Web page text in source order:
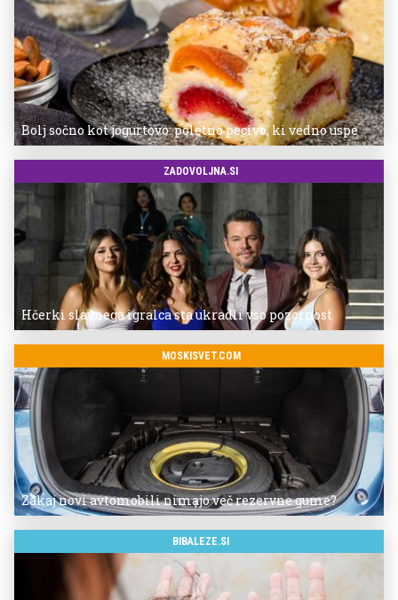
Bolj sočno kot jogurtovo: poletno pecivo, ki vedno uspe
ZADOVOLJNA.SI
Hčerki slavnega igralca sta ukradli vso pozornost
MOSKISVET.COM
Zakaj novi avtomobili nimajo več rezervne gume?
BIBALEZE.SI